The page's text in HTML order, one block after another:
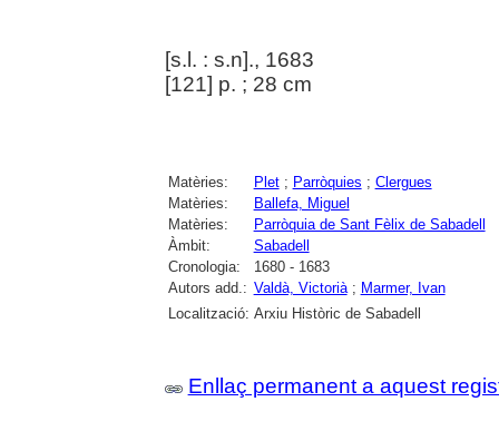
[s.l. : s.n]., 1683
[121] p. ; 28 cm
Matèries: Plet; Parròquies ; Clergues
Matèries:
Ballefa, Miguel
Matèries:
Parròquia de Sant Fèlix de Sabadell
Àmbit:
Sabadell
Cronologia:
1680 - 1683
Autors add.: Valdà, Victorià; Marmer, Ivan
Localització: Arxiu Històric de Sabadell
Enllaç permanent a aquest